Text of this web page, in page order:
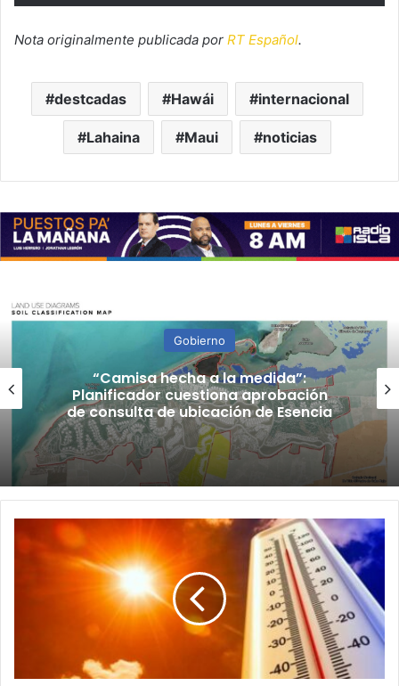
Nota originalmente publicada por RT Español.
destcadas Hawái internacional
Lahaina Maui noticias
Gobierno
“Camisa hecha a la medida”:
Planificador cuestiona aprobación
de consulta de ubicación de Esencia
de